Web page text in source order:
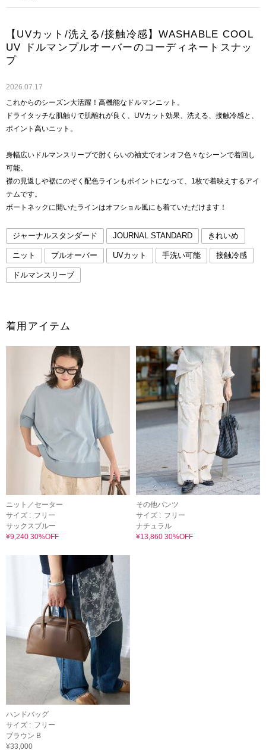
【UVカット/洗える/接触冷感】WASHABLE COOL
UV ドルマンプルオーバーのコーディネートスナッ
プ
2026.07.17
これからのシーズン大活躍！高機能なドルマンニット。
ドライタッチな肌触りで肌離れが良く、UVカット効果、洗える、接触冷感と、
ポイント高いニット。
身幅広いドルマンスリーブで肘くらいの袖丈でオンオフ色々なシーンで着回し
可能。
襟の見返しや裾にのぞく配色ラインもポイントになって、1枚で着映えするアイ
テムです。
ボートネックに開いたラインはオフショル風にも着ていただけます！
ジャーナルスタンダード JOURNAL STANDARD きれいめ
ニット プルオーバー UVカット 手洗い可能 接触冷感
ドルマンスリーブ
着用アイテム
ニット／セーター
サイズ : フリー
サックスブルー
¥9,240 30%OFF
その他パンツ
サイズ : フリー
ナチュラル
¥13,860 30%OFF
ハンドバッグ
サイズ : フリー
ブラウン B
¥33,000